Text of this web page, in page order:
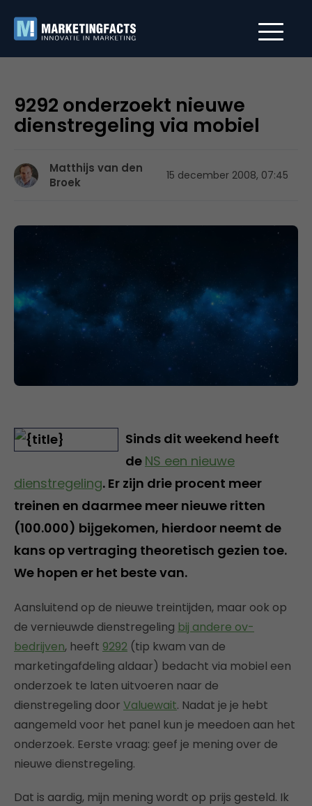
9292 onderzoekt nieuwe
dienstregeling via mobiel
Matthijs van den
Broek
15 december 2008, 07:45
Sinds dit weekend heeft
de NS een nieuwe
dienstregeling. Er zijn drie procent meer
treinen en daarmee meer nieuwe ritten
(100.000) bijgekomen, hierdoor neemt de
kans op vertraging theoretisch gezien toe.
We hopen er het beste van.
Aansluitend op de nieuwe treintijden, maar ook op
de vernieuwde dienstregeling bij andere ov-
bedrijven, heeft 9292 (tip kwam van de
marketingafdeling aldaar) bedacht via mobiel een
onderzoek te laten uitvoeren naar de
dienstregeling door Valuewait. Nadat je je hebt
aangemeld voor het panel kun je meedoen aan het
onderzoek. Eerste vraag: geef je mening over de
nieuwe dienstregeling.
Dat is aardig, mijn mening wordt op prijs gesteld. Ik